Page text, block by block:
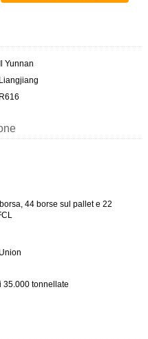
Il Yunnan
Liangjiang
R616
44 borse sul pallet e 22
35.000 tonnellate